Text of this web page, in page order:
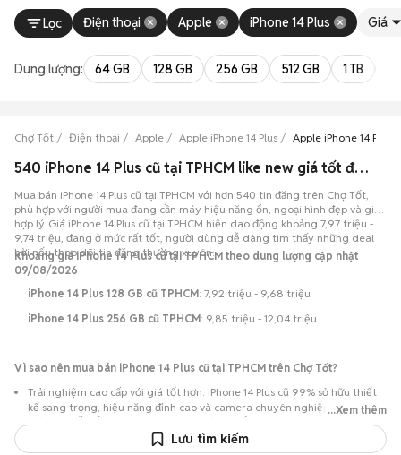
Lọc Điện thoại Apple iPhone 14 Plus Giá
Dung lượng: 64 GB 128 GB 256 GB 512 GB 1 TB
Chợ Tốt Điện thoại Apple Apple iPhone 14 Plus Apple iPhone 14 Plus
540 iPhone 14 Plus cũ tại TPHCM like new giá tốt đang bán 08/2026
Mua bán iPhone 14 Plus cũ tại TPHCM với hơn 540 tin đăng trên Chợ Tốt,
phù hợp với người mua đang cần máy hiệu năng ổn, ngoại hình đẹp và giá
hợp lý. Giá iPhone 14 Plus cũ tại TPHCM hiện dao động khoảng 7,97 triệu -
9,74 triệu, đang ở mức rất tốt, người dùng dễ dàng tìm thấy những deal
hời nếu theo dõi tin đăng thường xuyên.
Khoảng giá iPhone 14 Plus cũ tại TPHCM theo dung lượng cập nhật
09/08/2026
iPhone 14 Plus 128 GB cũ TPHCM: 7,92 triệu - 9,68 triệu
iPhone 14 Plus 256 GB cũ TPHCM: 9,85 triệu - 12,04 triệu
Vì sao nên mua bán iPhone 14 Plus cũ tại TPHCM trên Chợ Tốt?
Trải nghiệm cao cấp với giá tốt hơn: iPhone 14 Plus cũ 99% sở hữu thiết
kế sang trọng, hiệu năng đỉnh cao và camera chuyên nghiệp, nhưng có
mức giá dễ tiếp cận hơn so với khi mới ra mắt.
Nguồn lựa chọn phong phú: Hơn 401 tin đăng tại TPHCM, với đa dạng
...Xem thêm
Lưu tìm kiếm